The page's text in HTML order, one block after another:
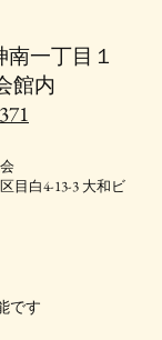
南一丁目１
館内
目白4-13-3 大和ビ
です